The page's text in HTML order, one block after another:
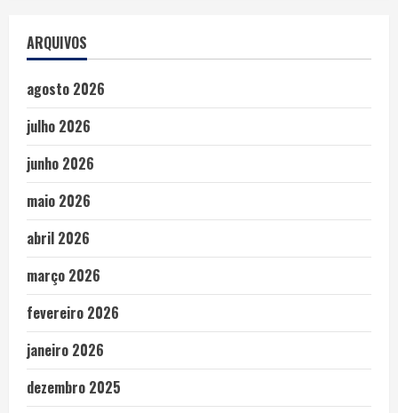
ARQUIVOS
agosto 2026
julho 2026
junho 2026
maio 2026
abril 2026
março 2026
fevereiro 2026
janeiro 2026
dezembro 2025